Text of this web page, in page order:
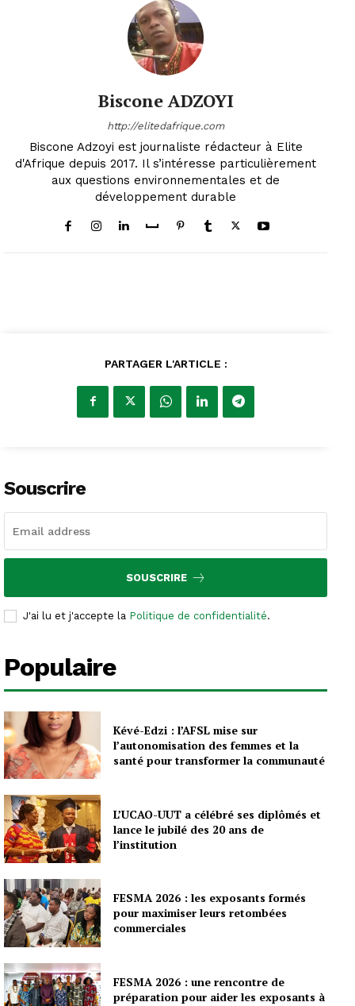
Biscone ADZOYI
http://elitedafrique.com
Biscone Adzoyi est journaliste rédacteur à Elite
d'Afrique depuis 2017. Il s’intéresse particulièrement
aux questions environnementales et de
développement durable
PARTAGER L'ARTICLE :
Souscrire
SOUSCRIRE
J'ai lu et j'accepte la Politique de confidentialité.
Populaire
Kévé-Edzi : l’AFSL mise sur
l’autonomisation des femmes et la
santé pour transformer la communauté
L’UCAO-UUT a célébré ses diplômés et
lance le jubilé des 20 ans de
l’institution
FESMA 2026 : les exposants formés
pour maximiser leurs retombées
commerciales
FESMA 2026 : une rencontre de
préparation pour aider les exposants à